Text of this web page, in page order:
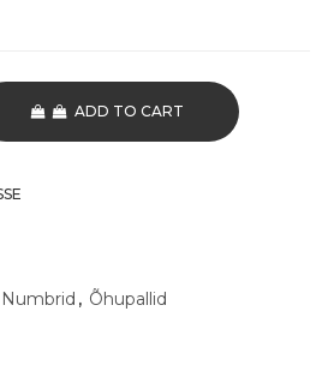
ADD TO CART
Numbrid , Õhupallid